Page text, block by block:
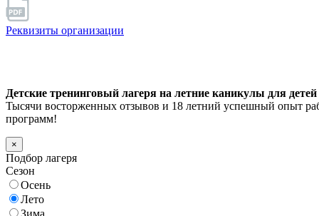
Реквизиты организации
Детские тренинговый лагеря на летние каникулы для
Тысячи восторженных отзывов и 18 летний успешный опыт
программ!
×
Подбор лагеря
Сезон
Осень
Лето